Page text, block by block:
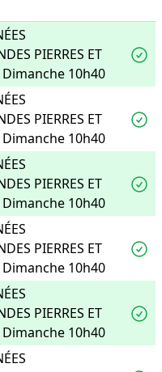
PIERRES ET
Dimanche 10h40
PIERRES ET
Dimanche 10h40
PIERRES ET
Dimanche 10h40
PIERRES ET
Dimanche 10h40
PIERRES ET
Dimanche 10h40